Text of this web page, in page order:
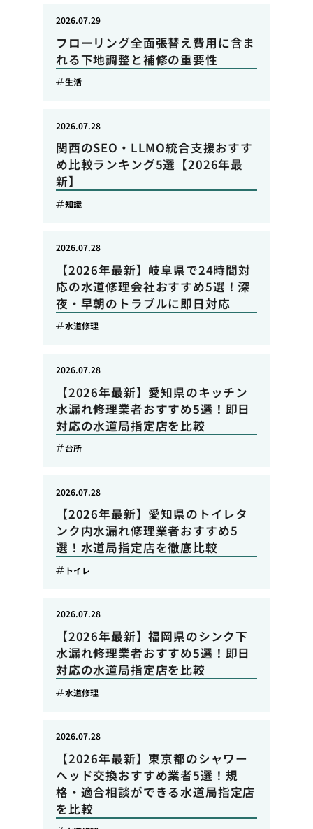
フローリング全面張替え費用に含ま
れる下地調整と補修の重要性
2026.07.29
生活
関西のSEO・LLMO統合支援おすす
め比較ランキング5選【2026年最
新】
2026.07.28
知識
【2026年最新】岐阜県で24時間対
応の水道修理会社おすすめ5選！深
夜・早朝のトラブルに即日対応
2026.07.28
水道修理
【2026年最新】愛知県のキッチン
水漏れ修理業者おすすめ5選！即日
対応の水道局指定店を比較
2026.07.28
台所
【2026年最新】愛知県のトイレタ
ンク内水漏れ修理業者おすすめ5
選！水道局指定店を徹底比較
2026.07.28
トイレ
【2026年最新】福岡県のシンク下
水漏れ修理業者おすすめ5選！即日
対応の水道局指定店を比較
2026.07.28
水道修理
【2026年最新】東京都のシャワー
ヘッド交換おすすめ業者5選！規
格・適合相談ができる水道局指定店
を比較
2026.07.28